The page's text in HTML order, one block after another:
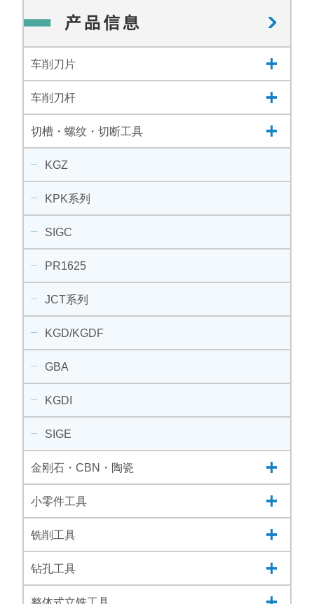
车削刀片
车削刀杆
切槽・螺纹・切断工具
KGZ
KPK系列
SIGC
PR1625
JCT系列
KGD/KGDF
GBA
KGDI
SIGE
金刚石・CBN・陶瓷
小零件工具
铣削工具
钻孔工具